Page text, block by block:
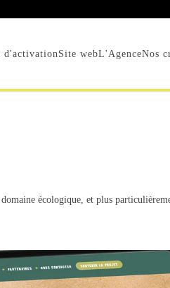
d'activation Site webL'AgenceNos
écologique, et plus